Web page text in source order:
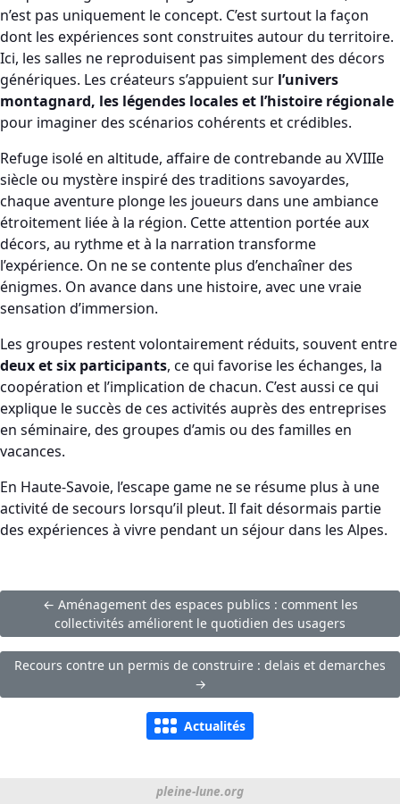
n’est pas uniquement le concept. C’est surtout la façon
dont les expériences sont construites autour du territoire.
Ici, les salles ne reproduisent pas simplement des décors
génériques. Les créateurs s’appuient sur l’univers
montagnard, les légendes locales et l’histoire régionale
pour imaginer des scénarios cohérents et crédibles.
Refuge isolé en altitude, affaire de contrebande au XVIIIe
siècle ou mystère inspiré des traditions savoyardes,
chaque aventure plonge les joueurs dans une ambiance
étroitement liée à la région. Cette attention portée aux
décors, au rythme et à la narration transforme
l’expérience. On ne se contente plus d’enchaîner des
énigmes. On avance dans une histoire, avec une vraie
sensation d’immersion.
Les groupes restent volontairement réduits, souvent entre
deux et six participants, ce qui favorise les échanges, la
coopération et l’implication de chacun. C’est aussi ce qui
explique le succès de ces activités auprès des entreprises
en séminaire, des groupes d’amis ou des familles en
vacances.
En Haute-Savoie, l’escape game ne se résume plus à une
activité de secours lorsqu’il pleut. Il fait désormais partie
des expériences à vivre pendant un séjour dans les Alpes.
← Aménagement des espaces publics : comment les
collectivités améliorent le quotidien des usagers
Actualités
Recours contre un permis de construire : delais et demarches
→
pleine-lune.org